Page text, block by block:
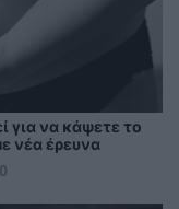
για να κάψετε το
νέα έρευνα